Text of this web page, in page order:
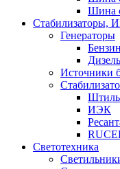
Шина
Стабилизаторы,
Генераторы
Источники
Штиль
ИЭК
Светотехника